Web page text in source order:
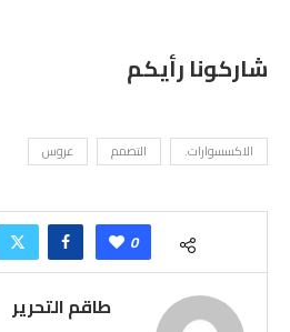
شاركونا رأيكم
الاكسسوارات. التصمم عروس
0
طاقم التحرير